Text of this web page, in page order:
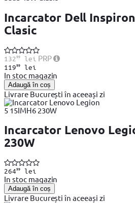
Incarcator Dell
Clasic
13299lei PRP
11999lei
In stoc magazin
Adaugă în coș
Livrare București în aceeași zi
Incarcator Lenovo
230W
26499lei
In stoc magazin
Adaugă în coș
Livrare București în aceeași zi